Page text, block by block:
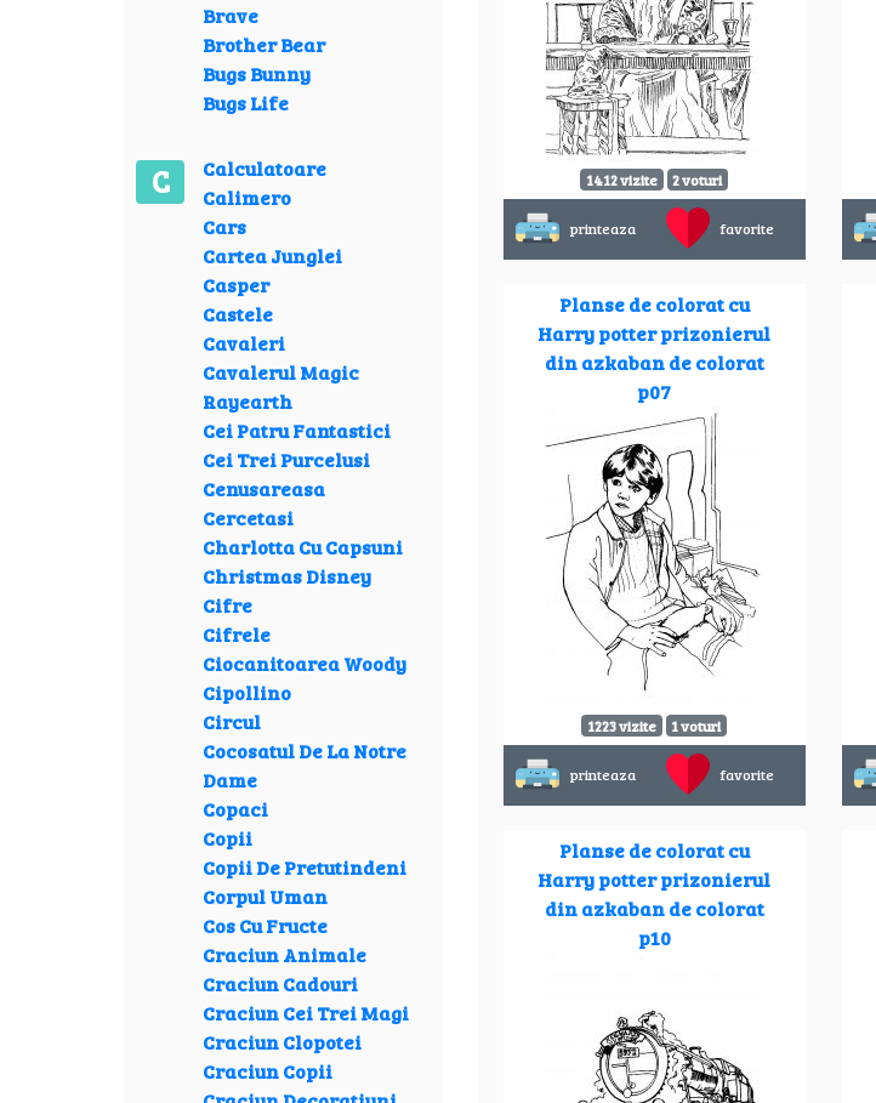
Brave
Brother Bear
Bugs Bunny
Bugs Life
C
Calculatoare
Calimero
Cars
Cartea Junglei
Casper
Castele
Cavaleri
Cavalerul Magic
Rayearth
Cei Patru Fantastici
Cei Trei Purcelusi
Cenusareasa
Cercetasi
Charlotta Cu Capsuni
Christmas Disney
Cifre
Cifrele
Ciocanitoarea Woody
Cipollino
Circul
Cocosatul De La Notre
Dame
Copaci
Copii
Copii De Pretutindeni
Corpul Uman
Cos Cu Fructe
Craciun Animale
Craciun Cadouri
Craciun Cei Trei Magi
Craciun Clopotei
Craciun Copii
1412 vizite 2 voturi
printeaza favorite
Planse de colorat cu
Harry potter prizonierul
din azkaban de colorat
p07
1223 vizite 1 voturi
printeaza favorite
Planse de colorat cu
Harry potter prizonierul
din azkaban de colorat
p10